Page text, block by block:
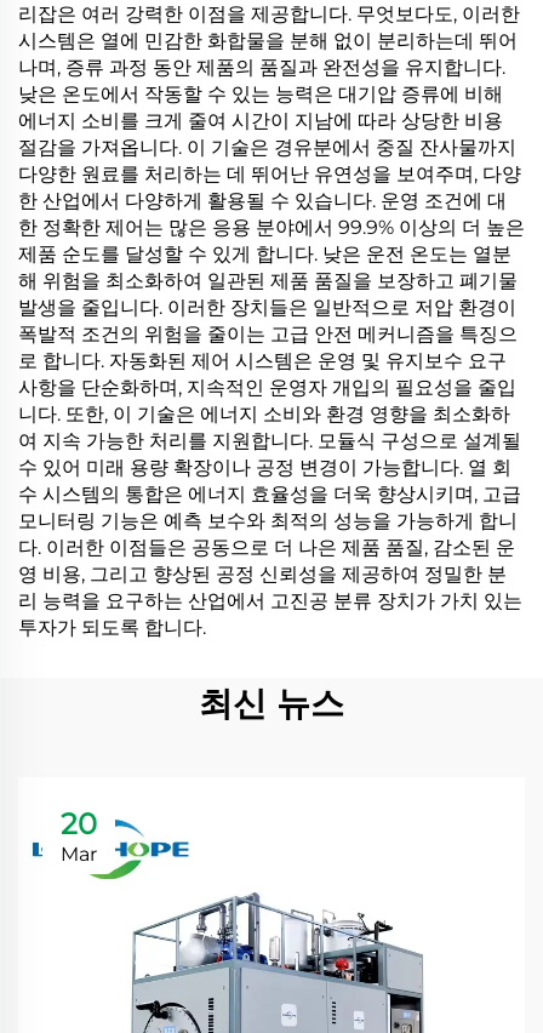
리잡은 여러 강력한 이점을 제공합니다. 무엇보다도, 이러한
시스템은 열에 민감한 화합물을 분해 없이 분리하는데 뛰어
나며, 증류 과정 동안 제품의 품질과 완전성을 유지합니다.
낮은 온도에서 작동할 수 있는 능력은 대기압 증류에 비해
에너지 소비를 크게 줄여 시간이 지남에 따라 상당한 비용
절감을 가져옵니다. 이 기술은 경유분에서 중질 잔사물까지
다양한 원료를 처리하는 데 뛰어난 유연성을 보여주며, 다양
한 산업에서 다양하게 활용될 수 있습니다. 운영 조건에 대
한 정확한 제어는 많은 응용 분야에서 99.9% 이상의 더 높은
제품 순도를 달성할 수 있게 합니다. 낮은 운전 온도는 열분
해 위험을 최소화하여 일관된 제품 품질을 보장하고 폐기물
발생을 줄입니다. 이러한 장치들은 일반적으로 저압 환경이
폭발적 조건의 위험을 줄이는 고급 안전 메커니즘을 특징으
로 합니다. 자동화된 제어 시스템은 운영 및 유지보수 요구
사항을 단순화하며, 지속적인 운영자 개입의 필요성을 줄입
니다. 또한, 이 기술은 에너지 소비와 환경 영향을 최소화하
여 지속 가능한 처리를 지원합니다. 모듈식 구성으로 설계될
수 있어 미래 용량 확장이나 공정 변경이 가능합니다. 열 회
수 시스템의 통합은 에너지 효율성을 더욱 향상시키며, 고급
모니터링 기능은 예측 보수와 최적의 성능을 가능하게 합니
다. 이러한 이점들은 공동으로 더 나은 제품 품질, 감소된 운
영 비용, 그리고 향상된 공정 신뢰성을 제공하여 정밀한 분
리 능력을 요구하는 산업에서 고진공 분류 장치가 가치 있는
투자가 되도록 합니다.
최신 뉴스
20
Mar